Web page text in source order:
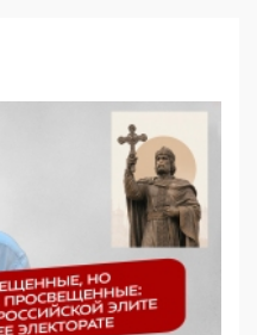
в России, но
определять
Минцифры намерено
право
объекты от